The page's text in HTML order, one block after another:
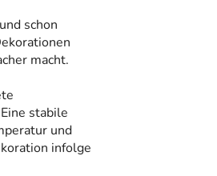
schon
macht.
stabile
und
infolge